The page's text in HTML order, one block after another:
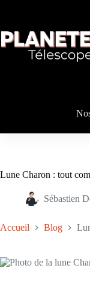
Lune Charon : tout
Sébastien
Accueil Blog